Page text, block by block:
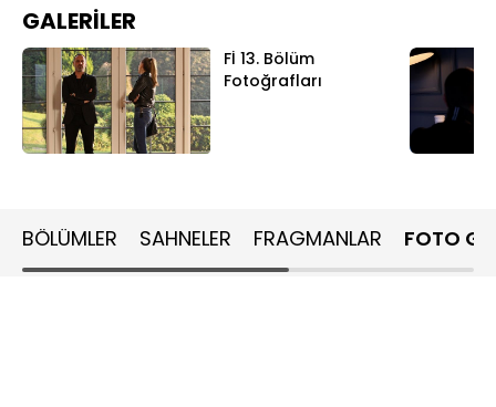
GALERİLER
Fİ 13. Bölüm
Fotoğrafları
BÖLÜMLER SAHNELER FRAGMANLAR FOTO